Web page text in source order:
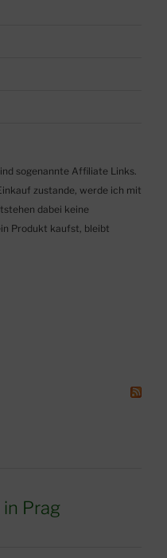
zustande, werde ich mit
dabei keine
Produkt kaufst, bleibt
Prag